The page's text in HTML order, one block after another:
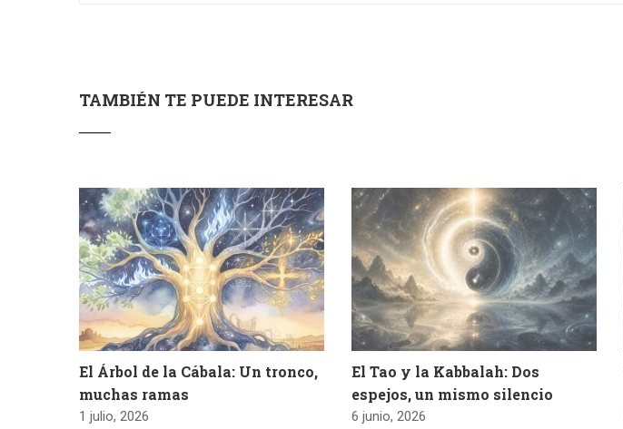
TAMBIÉN TE PUEDE INTERESAR
El Árbol de la Cábala: Un tronco,
muchas ramas
1 julio, 2026
El Tao y la Kabbalah: Dos
espejos, un mismo silencio
6 junio, 2026